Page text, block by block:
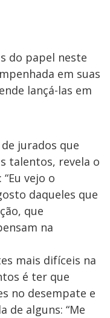
do papel neste
em suas
lançá-las em
jurados que
talentos, revela o
vejo o
daqueles que
que
na
mais difíceis na
é ter que
no desempate e
de alguns: “Me